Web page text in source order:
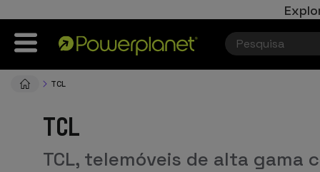
TCL
TCL
TCL, telemóveis de alta gama